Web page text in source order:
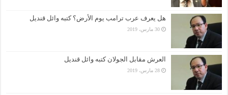
هل يعرف عرب ترامب يوم الأرض؟ كتبه وائل قنديل
30 مارس، 2019
العرش مقابل الجولان كتبه وائل قنديل
28 مارس، 2019